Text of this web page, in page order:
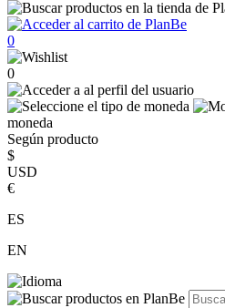
0
0
moneda
Según producto
$
USD
€
ES
EN